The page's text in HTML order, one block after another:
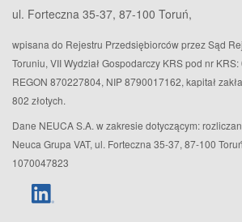
ul. Forteczna 35-37, 87-100 Toruń,
wpisana do Rejestru Przedsiębiorców przez Sąd
Toruniu, VII Wydział Gospodarczy KRS pod nr
REGON 870227804, NIP 8790017162, kapitał
802 złotych.
Dane NEUCA S.A. w zakresie dotyczącym:
Neuca Grupa VAT, ul. Forteczna 35-37, 87-100
1070047823